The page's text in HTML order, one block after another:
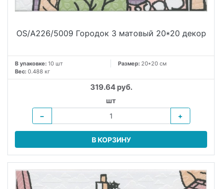
OS/A226/5009 Городок 3 матовый 20*20 декор
В упаковке: 10 шт Размер: 20*20 см
Вес: 0.488 кг
319.64 руб.
шт
−
+
В КОРЗИНУ